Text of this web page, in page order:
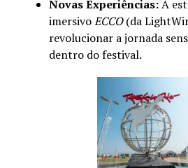
Novas Experiências:A
imersivoECCO(da
revolucionar a jornada
dentro do festival.